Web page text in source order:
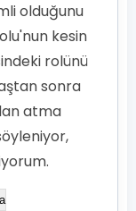
olduğunu
kesin
rolünü
sonra
atma